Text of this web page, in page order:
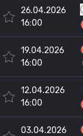
26.04.2026
16:00
19.04.2026
16:00
12.04.2026
16:00
03.04.2026